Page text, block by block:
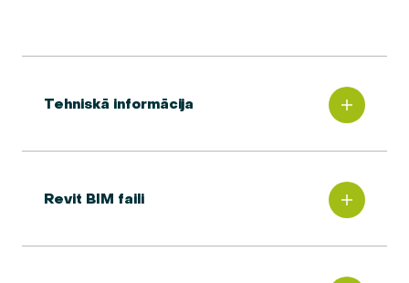
Tehniskā informācija
Revit BIM faili